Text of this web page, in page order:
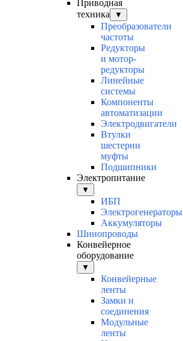
Приводная
техника
▼
Преобразователи
частоты
Редукторы
и мотор-
редукторы
Линейные
системы
Компоненты
автоматизации
Электродвигатели
Втулки
шестерни
муфты
Подшипники
Электропитание
▼
ИБП
Электрогенераторы
Аккумуляторы
Шинопроводы
Конвейерное
оборудование
▼
Конвейерные
ленты
Замки и
соединения
Модульные
ленты